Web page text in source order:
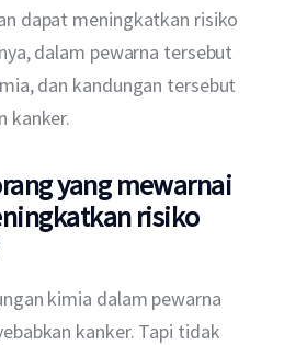
dapat meningkatkan risiko
dalam pewarna tersebut
dan kandungan tersebut
kanker.
yang mewarnai
risiko
kimia dalam pewarna
kanker. Tapi tidak